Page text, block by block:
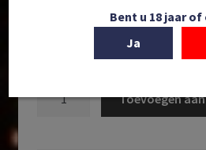
Toevoegen
Bent u 18 jaar of
Ja